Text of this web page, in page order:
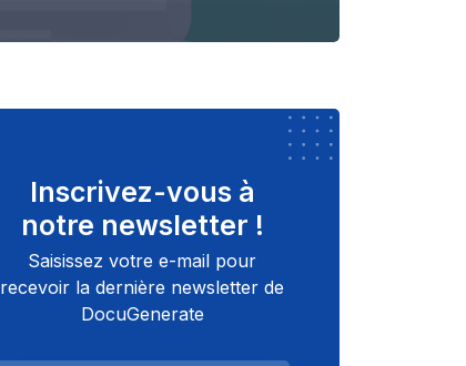
Inscrivez-vous à
notre newsletter !
Saisissez votre e-mail pour
recevoir la dernière newsletter de
DocuGenerate